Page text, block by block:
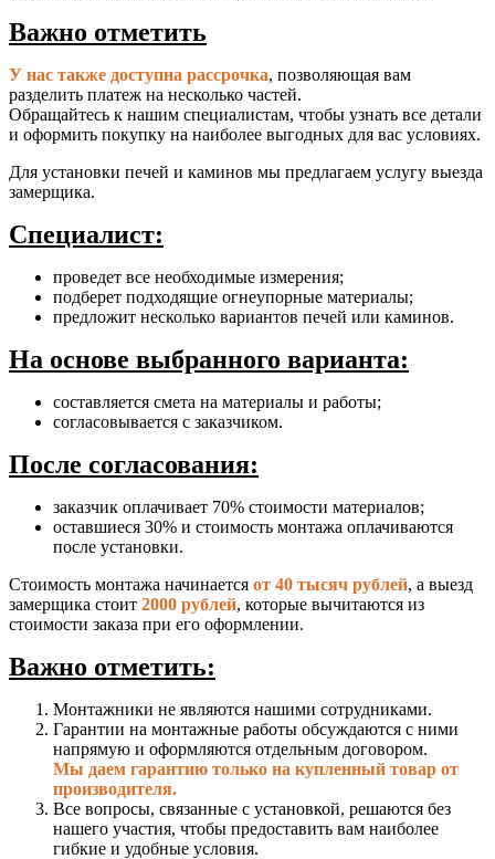
Важно отметить
У нас также доступна рассрочка, позволяющая вам
разделить платеж на несколько частей.
Обращайтесь к нашим специалистам, чтобы узнать все детали
и оформить покупку на наиболее выгодных для вас условиях.
Для установки печей и каминов мы предлагаем услугу выезда
замерщика.
Специалист:
проведет все необходимые измерения;
подберет подходящие огнеупорные материалы;
предложит несколько вариантов печей или каминов.
На основе выбранного варианта:
составляется смета на материалы и работы;
согласовывается с заказчиком.
После согласования:
заказчик оплачивает 70% стоимости материалов;
оставшиеся 30% и стоимость монтажа оплачиваются
после установки.
Стоимость монтажа начинается от 40 тысяч рублей, а выезд
замерщика стоит 2000 рублей, которые вычитаются из
стоимости заказа при его оформлении.
Важно отметить:
Монтажники не являются нашими сотрудниками.
Гарантии на монтажные работы обсуждаются с ними
напрямую и оформляются отдельным договором.
Мы даем гарантию только на купленный товар от
производителя.
Все вопросы, связанные с установкой, решаются без
нашего участия, чтобы предоставить вам наиболее
гибкие и удобные условия.